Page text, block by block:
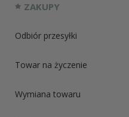
ZAKUPY
Odbiór przesyłki
Towar na życzenie
Wymiana towaru